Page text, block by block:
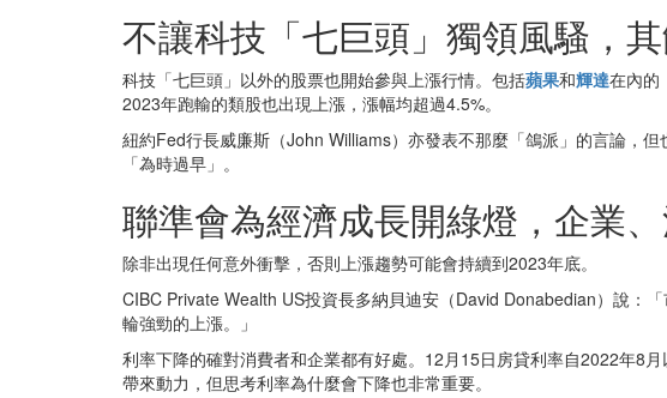
不讓科技「七巨頭」獨領風騷，
科技「七巨頭」以外的股票也開始參與上漲行情。包括蘋果和輝達在內的
2023年跑輸的類股也出現上漲，漲幅均超過4.5%。
紐約Fed行長威廉斯（John Williams）亦發表不那麼「鴿派」的言論，
「為時過早」。
聯準會為經濟成長開綠燈，企業
除非出現任何意外衝擊，否則上漲趨勢可能會持續到2023年底。
CIBC Private Wealth US投資長多納貝迪安（David Donabedian）說：
輪強勁的上漲。」
利率下降的確對消費者和企業都有好處。12月15日房貸利率自2022年8
帶來動力，但思考利率為什麼會下降也非常重要。